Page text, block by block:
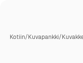
Kotiin/Kuvapankki/